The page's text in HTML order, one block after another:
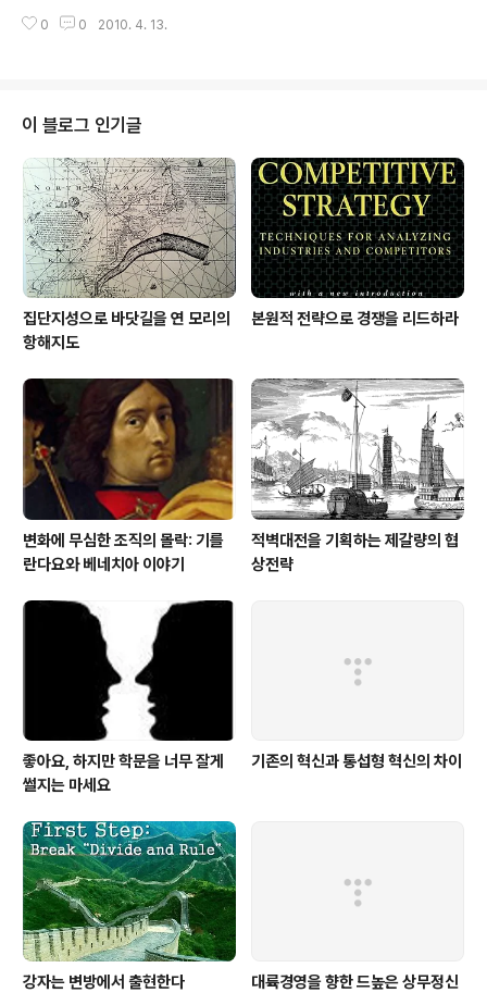
는 성공을 누구보다 열망하는 사람들. 성공을 위해서라면
고, 그런 굼벵이나 매미나 다들 아득바득 살아간다고 생각
울일거라고 생각하니 40대 직딩 모두에게 파이팅을 외치
고 싶었다. 생각해 보면 사회에 나와 근 이십여년을 뒹군 이
시간이 긴 것 같아도, 지내놓고나면 정말 짧은 시간이었다.
이런 인생의 짦음은 구태어 역사책의 연대표에 비교해 보
지 않아도 쉽게 알 수 있겠지만, 구태어 연표에 빚대어 본다
면 대뜸 이같은 사실을 발..
0 0 2010. 4. 13.
이 블로그 인기글
집단지성으로 바닷길을 연 모리의
항해지도
본원적 전략으로 경쟁을 리드하라
변화에 무심한 조직의 몰락: 기를
란다요와 베네치아 이야기
적벽대전을 기획하는 제갈량의 협
상전략
좋아요, 하지만 학문을 너무 잘게
썰지는 마세요
기존의 혁신과 통섭형 혁신의 차이
강자는 변방에서 출현한다 대륙경영을 향한 드높은 상무정신